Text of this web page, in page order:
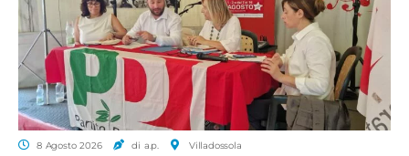
8 Agosto 2026 di a.p. Villadossola